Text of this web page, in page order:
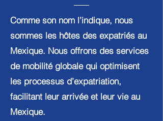
Comme son nom l’indique, nous
sommes les hôtes des expatriés au
Mexique. Nous offrons des services
de mobilité globale qui optimisent
les processus d’expatriation,
facilitant leur arrivée et leur vie au
Mexique.